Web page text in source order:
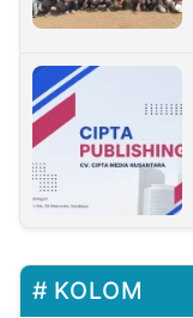
KOLOM